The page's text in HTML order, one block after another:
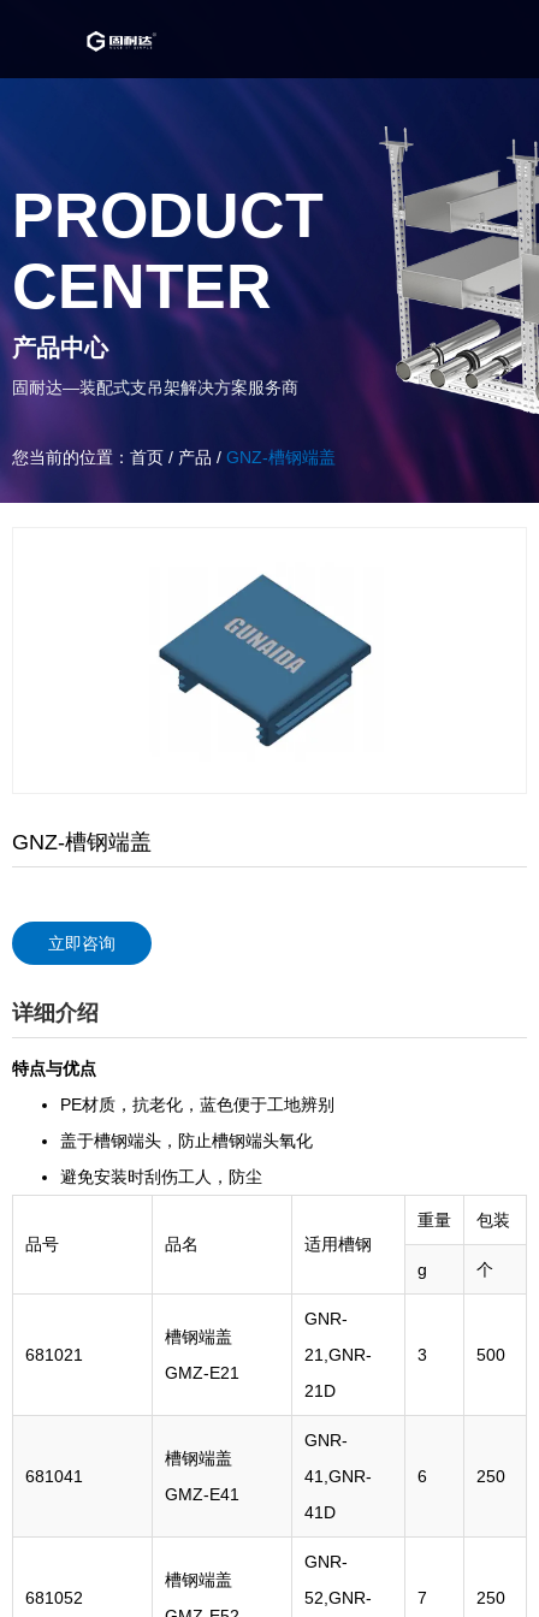
PRODUCT
CENTER
产品中心
固耐达—装配式支吊架解决方案服务商
您当前的位置：首页 / 产品 / GNZ-槽钢端盖
GNZ-槽钢端盖
立即咨询
详细介绍
特点与优点
PE材质，抗老化，蓝色便于工地辨别
盖于槽钢端头，防止槽钢端头氧化
避免安装时刮伤工人，防尘
品号 品名 适用槽钢
重量 包装
g 个
681021
槽钢端盖
GMZ-E21
GNR-
21,GNR-
21D
3 500
681041
槽钢端盖
GMZ-E41
GNR-
41,GNR-
41D
6 250
681052
槽钢端盖
GNR-
52,GNR-
7 250